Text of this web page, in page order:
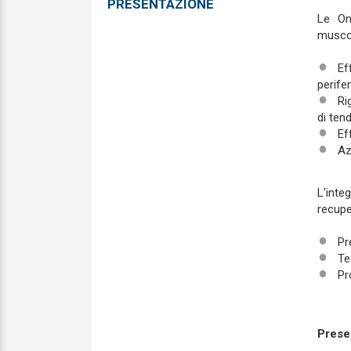
PRESENTAZIONE
Le
di